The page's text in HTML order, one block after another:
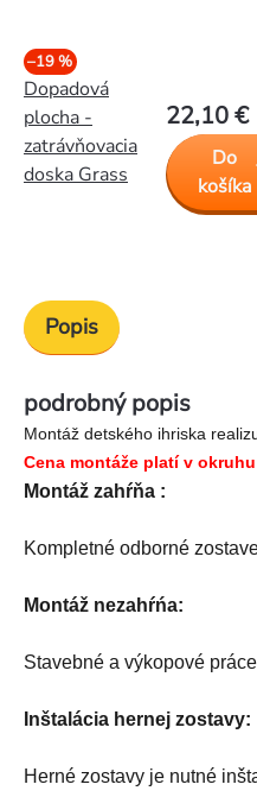
–19 %
Dopadová
plocha -
zatrávňovacia
doska Grass
22,10 €
Do
košíka
Popis
podrobný popis
Montáž detského ihriska
Cena montáže platí v
Montáž zahŕňa :
Kompletné odborné
Montáž nezahŕńa:
Stavebné a výkopové
Inštalácia hernej zostavy:
Herné zostavy je nutné